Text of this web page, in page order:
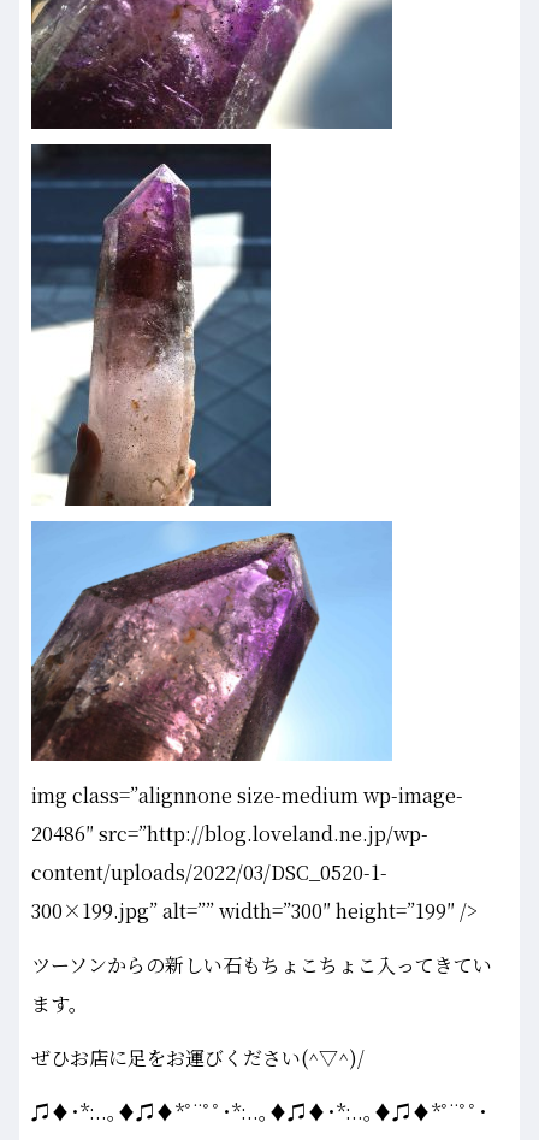
img class=”alignnone size-medium wp-image-
20486″ src=”http://blog.loveland.ne.jp/wp-
content/uploads/2022/03/DSC_0520-1-
300×199.jpg” alt=”” width=”300″ height=”199″ />
ツーソンからの新しい石もちょこちょこ入ってきてい
ます。
ぜひお店に足をお運びください(^▽^)/
♫♦･*:..｡♦♫♦*ﾟ¨ﾟﾟ･*:..｡♦♫♦･*:..｡♦♫♦*ﾟ¨ﾟﾟ･